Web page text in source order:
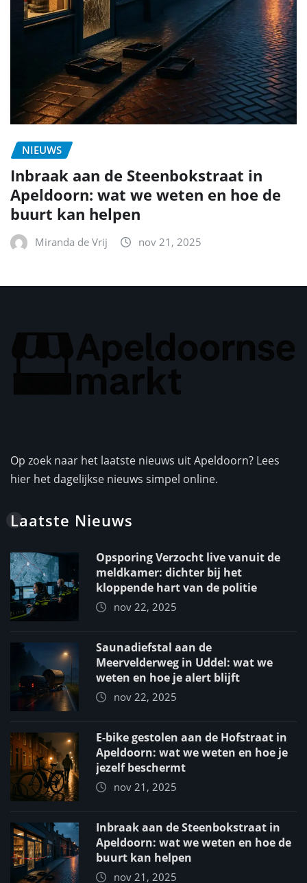
NIEUWS
Inbraak aan de Steenbokstraat in
Apeldoorn: wat we weten en hoe de
buurt kan helpen
Miranda de Vrij nov 21, 2025
Op zoek naar het laatste nieuws uit Apeldoorn? Lees
hier het dagelijkse nieuws simpel online.
Laatste Nieuws
Opsporing Verzocht live vanuit de
meldkamer: dichter bij het
kloppende hart van de politie
nov 22, 2025
Saunadiefstal aan de
Meervelderweg in Uddel: wat we
weten en hoe je alert blijft
nov 22, 2025
E-bike gestolen aan de Hofstraat in
Apeldoorn: wat we weten en hoe je
jezelf beschermt
nov 21, 2025
Inbraak aan de Steenbokstraat in
Apeldoorn: wat we weten en hoe de
buurt kan helpen
nov 21, 2025